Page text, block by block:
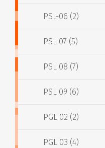
PSL-06 (2)
PSL 07 (5)
PSL 08 (7)
PSL 09 (6)
PGL 02 (2)
PGL 03 (4)